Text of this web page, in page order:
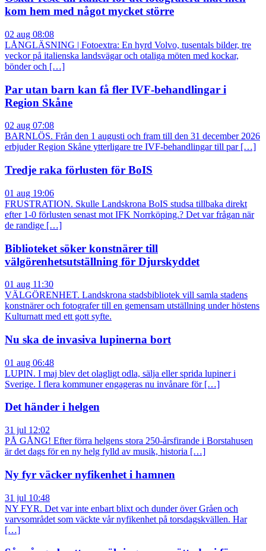
kom hem med något mycket större
02 aug 08:08
LÅNGLÄSNING | Fotoextra: En hyrd Volvo, tusentals bilder, tre
veckor på italienska landsvägar och otaliga möten med kockar,
bönder och […]
Par utan barn kan få fler IVF-behandlingar i
Region Skåne
02 aug 07:08
BARNLÖS. Från den 1 augusti och fram till den 31 december 2026
erbjuder Region Skåne ytterligare tre IVF-behandlingar till par […]
Tredje raka förlusten för BoIS
01 aug 19:06
FRUSTRATION. Skulle Landskrona BoIS studsa tillbaka direkt
efter 1-0 förlusten senast mot IFK Norrköping.? Det var frågan när
de randige […]
Biblioteket söker konstnärer till
välgörenhetsutställning för Djurskyddet
01 aug 11:30
VÄLGÖRENHET. Landskrona stadsbibliotek vill samla stadens
konstnärer och fotografer till en gemensam utställning under höstens
Kulturnatt med ett gott syfte.
Nu ska de invasiva lupinerna bort
01 aug 06:48
LUPIN. I maj blev det olagligt odla, sälja eller sprida lupiner i
Sverige. I flera kommuner engageras nu invånare för […]
Det händer i helgen
31 jul 12:02
PÅ GÅNG! Efter förra helgens stora 250-årsfirande i Borstahusen
är det dags för en ny helg fylld av musik, historia […]
Ny fyr väcker nyfikenhet i hamnen
31 jul 10:48
NY FYR. Det var inte enbart blixt och dunder över Gråen och
varvsområdet som väckte vår nyfikenhet på torsdagskvällen. Har
[…]